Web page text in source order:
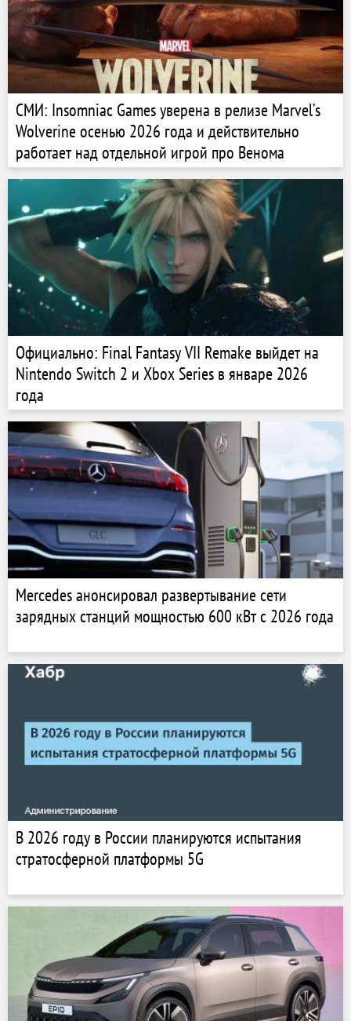
СМИ: Insomniac Games уверена в релизе Marvel’s
Wolverine осенью 2026 года и действительно
работает над отдельной игрой про Венома
Официально: Final Fantasy VII Remake выйдет на
Nintendo Switch 2 и Xbox Series в январе 2026
года
Mercedes анонсировал развертывание сети
зарядных станций мощностью 600 кВт с 2026 года
В 2026 году в России планируются испытания
стратосферной платформы 5G